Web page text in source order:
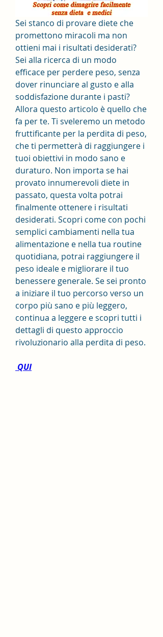
Sei stanco di provare diete che
promettono miracoli ma non
ottieni mai i risultati desiderati?
Sei alla ricerca di un modo
efficace per perdere peso, senza
dover rinunciare al gusto e alla
soddisfazione durante i pasti?
Allora questo articolo è quello che
fa per te. Ti sveleremo un metodo
fruttificante per la perdita di peso,
che ti permetterà di raggiungere i
tuoi obiettivi in modo sano e
duraturo. Non importa se hai
provato innumerevoli diete in
passato, questa volta potrai
finalmente ottenere i risultati
desiderati. Scopri come con pochi
semplici cambiamenti nella tua
alimentazione e nella tua routine
quotidiana, potrai raggiungere il
peso ideale e migliorare il tuo
benessere generale. Se sei pronto
a iniziare il tuo percorso verso un
corpo più sano e più leggero,
continua a leggere e scopri tutti i
dettagli di questo approccio
rivoluzionario alla perdita di peso.
QUI